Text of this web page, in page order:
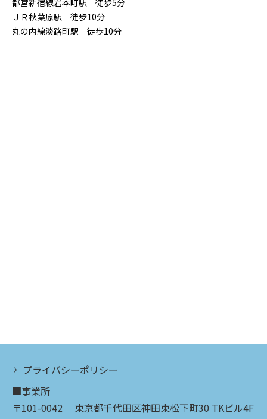
ＪＲ秋葉原駅 徒歩10分
丸の内線淡路町駅 徒歩10分
プライバシーポリシー
■事業所
〒101-0042 東京都千代田区神田東松下町30 TKビル4F